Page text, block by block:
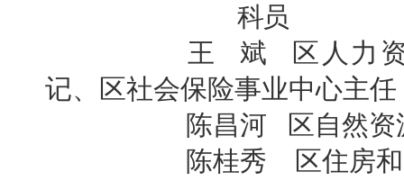
科员
王 斌 区人力资源
记、
区社会保险事业中心主任
陈昌河 区自然资源
陈桂秀
区住房